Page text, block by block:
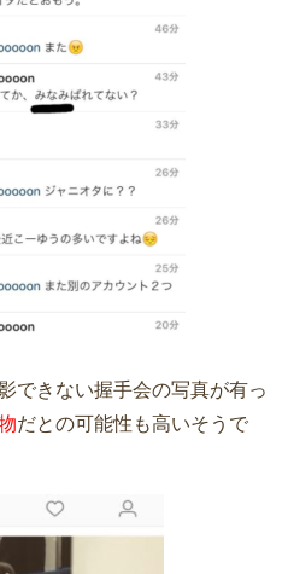
できない握手会の写真が有っ
だとの可能性も高いそうで